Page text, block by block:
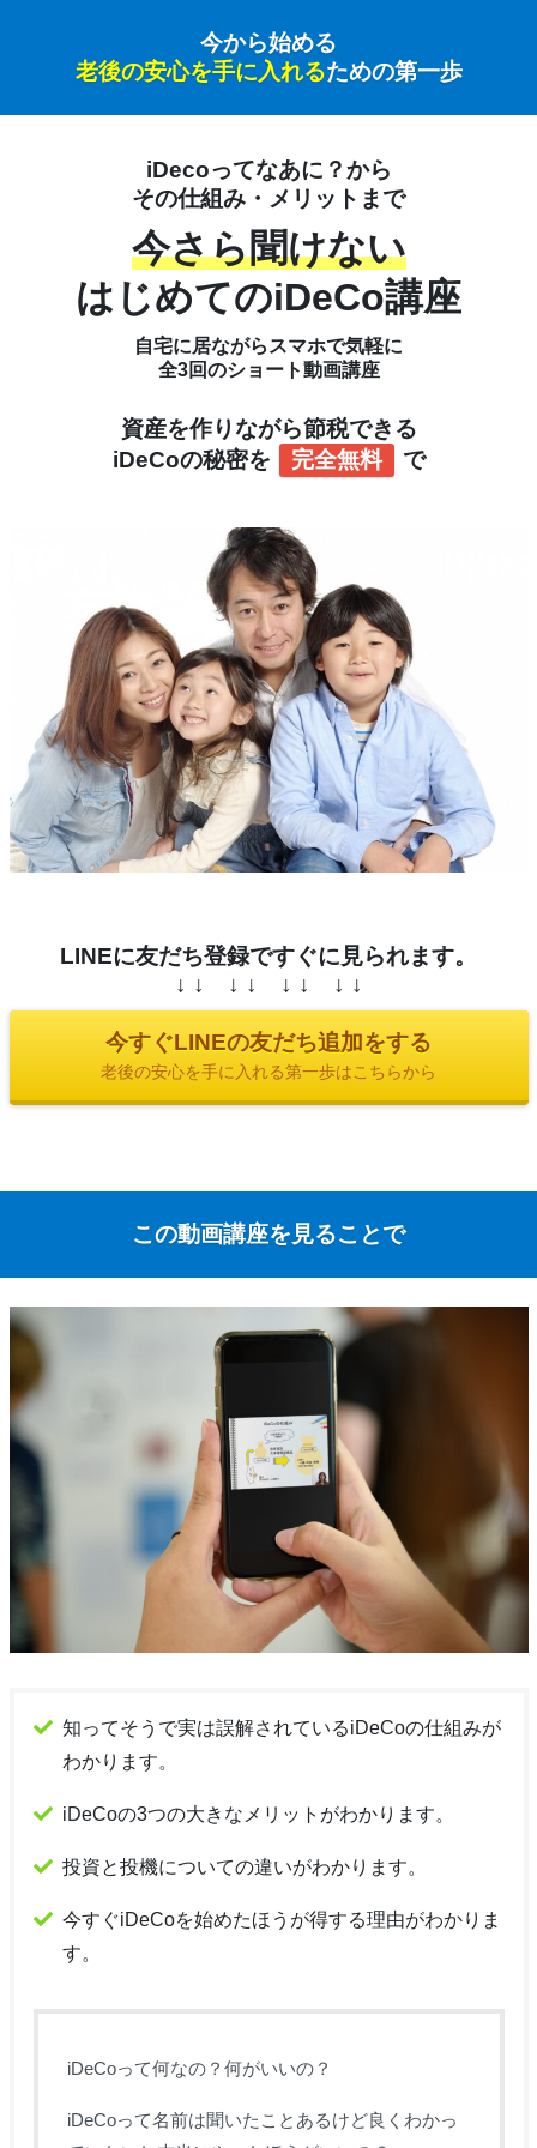
今から始める
老後の安心を手に入れるための第一歩
iDecoってなあに？から
その仕組み・メリットまで
今さら聞けない
はじめてのiDeCo講座
自宅に居ながらスマホで気軽に
全3回のショート動画講座
資産を作りながら節税できる
iDeCoの秘密を
完全無料 で
LINEに友だち登録ですぐに見られます。
↓ ↓ ↓ ↓ ↓ ↓ ↓ ↓
今すぐLINEの友だち追加をする
老後の安心を手に入れる第一歩はこちらから
この動画講座を見ることで
知ってそうで実は誤解されているiDeCoの仕組みが
わかります。
iDeCoの3つの大きなメリットがわかります。
投資と投機についての違いがわかります。
今すぐiDeCoを始めたほうが得する理由がわかりま
す。
iDeCoって何なの？何がいいの？
iDeCoって名前は聞いたことあるけど良くわかっ